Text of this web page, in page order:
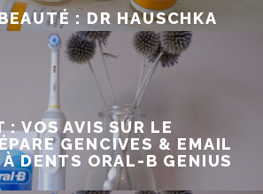
: DR HAUSCHKA
: VOS AVIS SUR LE
GENCIVES & EMAIL
À DENTS ORAL-B GENIUS